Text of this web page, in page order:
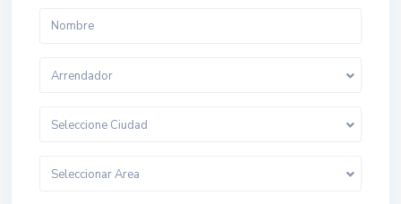
Arrendador
Seleccione Ciudad
Seleccionar Area